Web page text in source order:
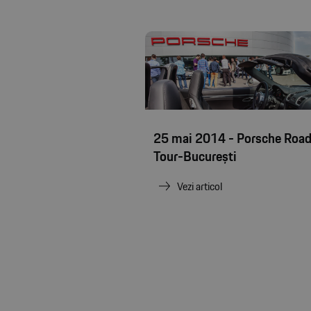
25 mai 2014 - Porsche
Tour-București
Vezi articol